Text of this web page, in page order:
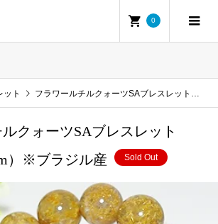
0
ット フラワールチルクォーツSAブレスレット（丸玉13.5mm）※ブラジル産
クォーツSAブレスレット
）※ブラジル産
Sold Out